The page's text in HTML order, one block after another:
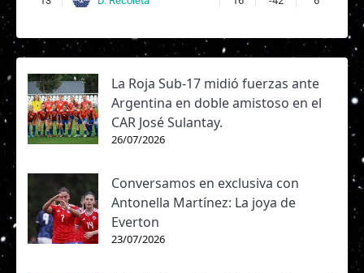
La Roja Sub-17 midió fuerzas ante
Argentina en doble amistoso en el
CAR José Sulantay.
26/07/2026
Conversamos en exclusiva con
Antonella Martínez: La joya de
Everton
23/07/2026